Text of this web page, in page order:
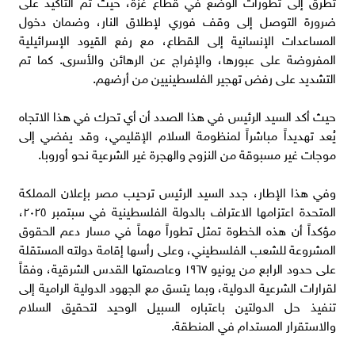
ضرورة التوصل إلى وقف فوري لإطلاق النار، وضمان دخول
المساعدات الإنسانية إلى القطاع، مع رفع القيود الإسرائيلية
المفروضة على عبورها، والإفراج عن الرهائن والأسرى. كما تم
التشديد على رفض تهجير الفلسطينيين من أرضهم.
حيث أكد السيد الرئيس في هذا الصدد أن أي تحرك في هذا الاتجاه
يُعد تهديداً مباشراً لمنظومة السلام الإقليمي، وقد يفضي إلى
موجات غير مسبوقة من النزوح والهجرة غير الشرعية نحو أوروبا.
وفي هذا الإطار، جدد السيد الرئيس ترحيب مصر بإعلان المملكة
المتحدة اعتزامها الاعتراف بالدولة الفلسطينية في سبتمبر ٢٠٢٥،
مؤكداً أن هذه الخطوة تمثل تطوراً مهماً في مسار دعم الحقوق
المشروعة للشعب الفلسطيني، وعلى رأسها إقامة دولته المستقلة
على حدود الرابع من يونيو ١٩٦٧ وعاصمتها القدس الشرقية، وفقاً
لقرارات الشرعية الدولية، وبما يتسق مع الجهود الدولية الرامية إلى
تنفيذ حل الدولتين باعتباره السبيل الوحيد لتحقيق السلام
والاستقرار المستدام في المنطقة.